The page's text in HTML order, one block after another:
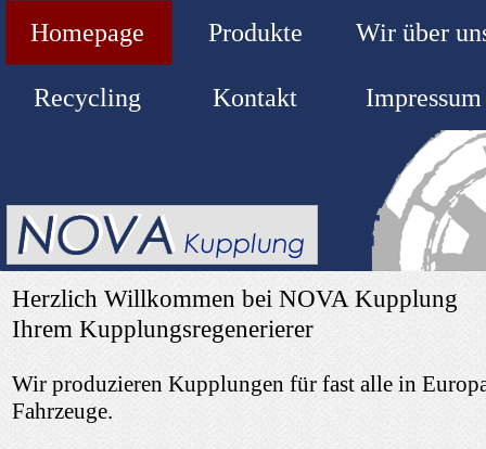
Homepage Produkte Wir über
Recycling Kontakt Impressum
Herzlich Willkommen bei NOVA Kupplung
Ihrem Kupplungsregenerierer
Wir produzieren Kupplungen für fast alle in
Fahrzeuge.